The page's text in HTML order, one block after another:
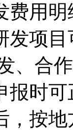
费用
发项
、合
报时
，按